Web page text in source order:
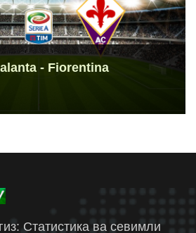
- Fiorentina
Статистика ва севимли